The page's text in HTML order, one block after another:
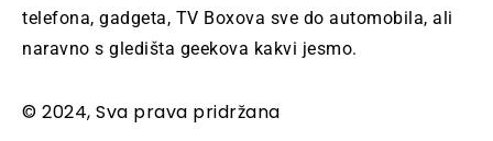
telefona, gadgeta, TV Boxova sve do automobila, ali
naravno s gledišta geekova kakvi jesmo.
© 2024, Sva prava pridržana